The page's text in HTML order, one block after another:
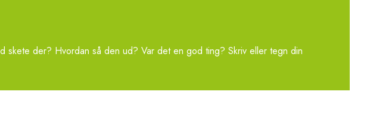
der? Hvordan så den ud? Var det en god ting? Skriv eller tegn din